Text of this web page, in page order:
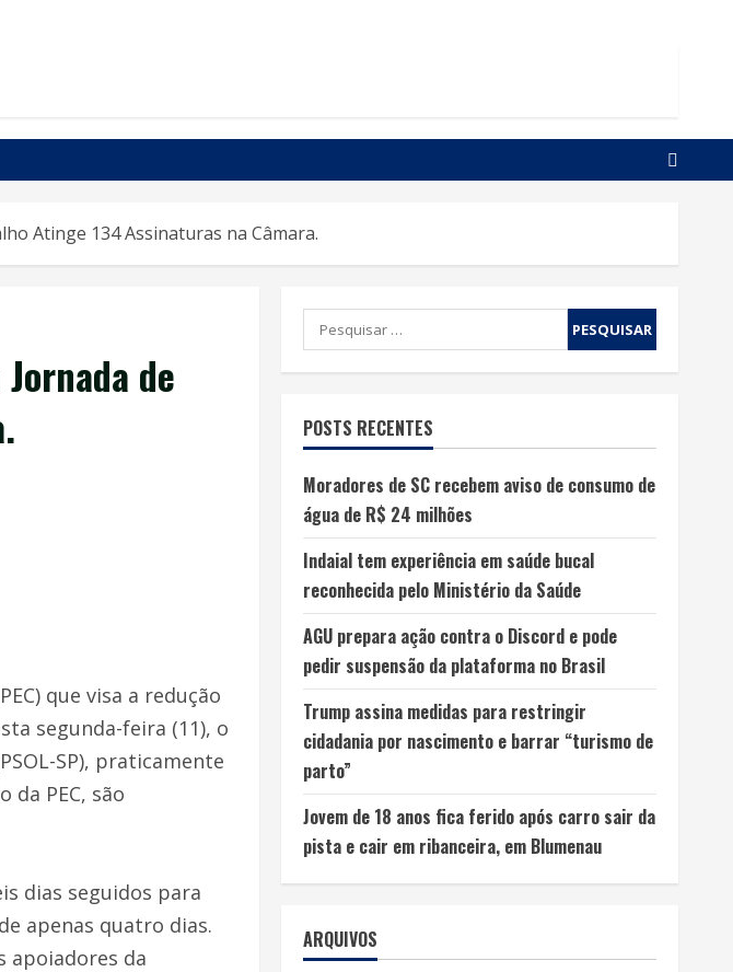
Atinge 134 Assinaturas na Câmara.
de
que visa a redução
segunda-feira (11), o
SP), praticamente
PEC, são
dias seguidos para
apenas quatro dias.
apoiadores da
POSTS RECENTES
Moradores de SC recebem aviso de consumo de
água de R$ 24 milhões
Indaial tem experiência em saúde bucal
reconhecida pelo Ministério da Saúde
AGU prepara ação contra o Discord e pode
pedir suspensão da plataforma no Brasil
Trump assina medidas para restringir
cidadania por nascimento e barrar “turismo de
parto”
Jovem de 18 anos fica ferido após carro sair da
pista e cair em ribanceira, em Blumenau
ARQUIVOS